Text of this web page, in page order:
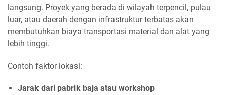
langsung. Proyek yang berada di wilayah terpencil, pulau
luar, atau daerah dengan infrastruktur terbatas akan
membutuhkan biaya transportasi material dan alat yang
lebih tinggi.
Contoh faktor lokasi:
Jarak dari pabrik baja atau workshop